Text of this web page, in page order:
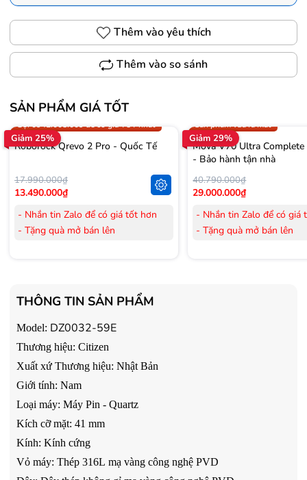
Thêm vào yêu thích
Thêm vào so sánh
SẢN PHẨM GIÁ TỐT
Giảm 25%
Trợ giá 300.000đ
Gọi 0942.008.009 để có giá TỐT nhất
Roborock Qrevo 2 Pro - Quốc Tế
17.990.000₫
13.490.000₫
- Nhắn tin Zalo để có giá tốt hơn
- Tặng quà mở bán lên
- Tặng Voucher trị giá 150.000đ
mua Máy lọc Không khí
- Cam kết hàng mới 100%.
- Lắp đặt, HDSD tại nhà nội thành
Hà Nội, Hồ Chí Minh
- Vận chuyển Toàn Quốc.
- Bảo hành 24 tháng chính hãng
Giảm 29%
Sản phẩm vừa ra mắt
Mova V70 Ultra
- Bảo hành tận nhà
40.790.000₫
29.000.000₫
- Nhắn tin Zalo để có giá
- Tặng quà mở bán lên
THÔNG TIN SẢN PHẨM
Model: DZ0032-59E
Thương hiệu: Citizen
Xuất xứ Thương hiệu: Nhật Bản
Giới tính: Nam
Loại máy: Máy Pin - Quartz
Kích cỡ mặt: 41 mm
Kính: Kính cứng
Vỏ máy: Thép 316L mạ vàng công nghệ PVD